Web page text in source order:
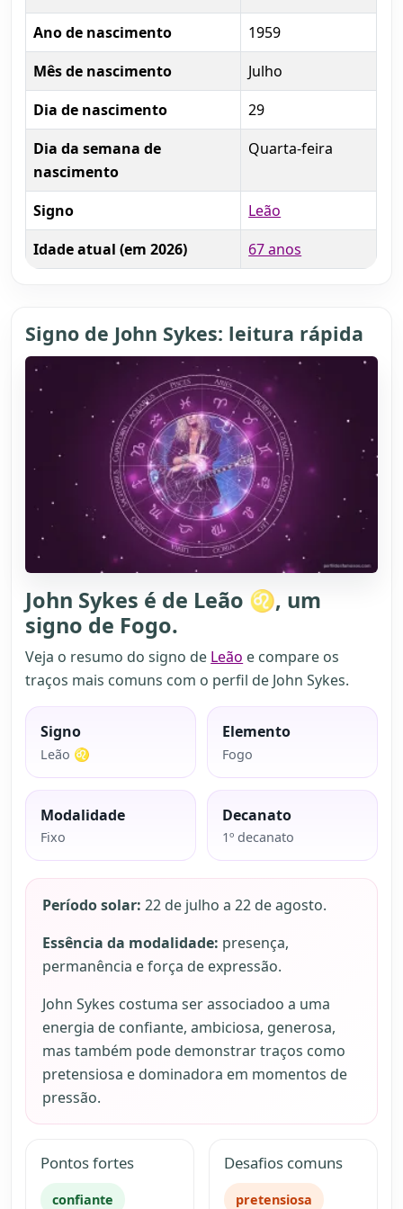
Ano de nascimento
1959
Mês de nascimento
Julho
Dia de nascimento
29
Dia da semana de
nascimento
Quarta-feira
Signo
Leão
Idade atual (em 2026)
67 anos
Signo de John Sykes: leitura rápida
John Sykes é de Leão ♌, um
signo de Fogo.
Veja o resumo do signo de Leão e compare os
traços mais comuns com o perfil de John Sykes.
Signo
Leão ♌
Elemento
Fogo
Modalidade
Fixo
Decanato
1º decanato
Período solar: 22 de julho a 22 de agosto.
Essência da modalidade: presença,
permanência e força de expressão.
John Sykes costuma ser associadoo a uma
energia de confiante, ambiciosa, generosa,
mas também pode demonstrar traços como
pretensiosa e dominadora em momentos de
pressão.
Pontos fortes
confiante
Desafios comuns
pretensiosa